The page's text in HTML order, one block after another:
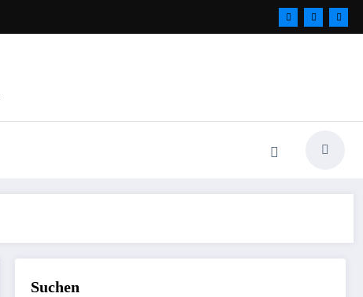
Suchen